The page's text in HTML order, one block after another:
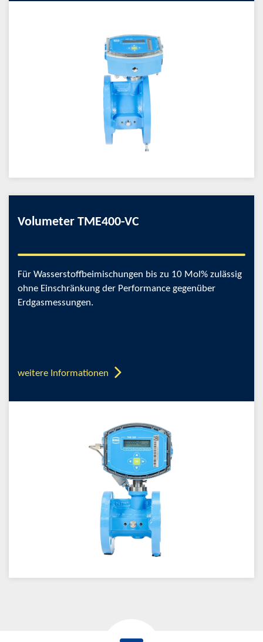
Volumeter TME400-VC
Für Wasserstoffbeimischungen bis zu 10 Mol% zulässig
ohne Einschränkung der Performance gegenüber
Erdgasmessungen.
weitere Informationen